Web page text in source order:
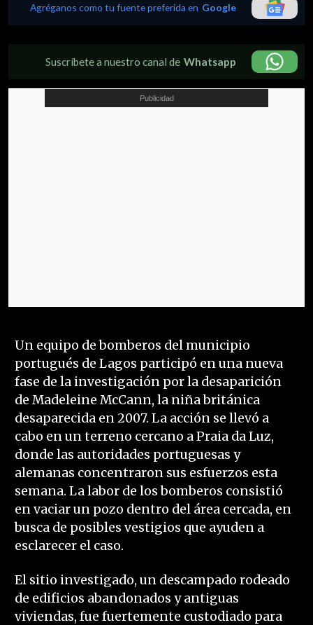
Agréganos como tu fuente preferida en Google
Suscríbete a nuestro canal de Whatsapp
Un equipo de bomberos del municipio
portugués de Lagos participó en una nueva
fase de la investigación por la desaparición
de Madeleine McCann, la niña británica
desaparecida en 2007. La acción se llevó a
cabo en un terreno cercano a Praia da Luz,
donde las autoridades portuguesas y
alemanas concentraron sus esfuerzos esta
semana. La labor de los bomberos consistió
en vaciar un pozo dentro del área cercada, en
busca de posibles vestigios que ayuden a
esclarecer el caso.
El sitio investigado, un descampado rodeado
de edificios abandonados y antiguas
viviendas, fue fuertemente custodiado para